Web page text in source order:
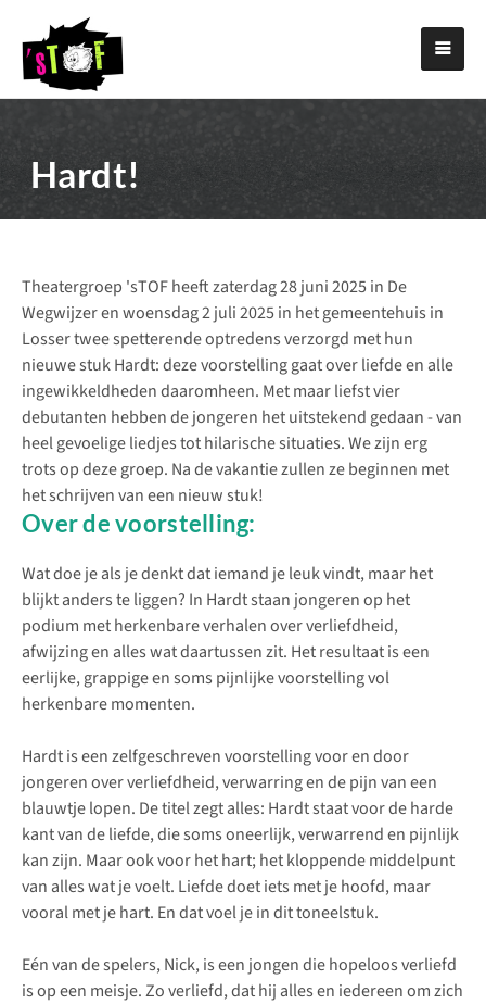
Hardt!
Theatergroep 'sTOF heeft zaterdag 28 juni 2025 in De
Wegwijzer en woensdag 2 juli 2025 in het gemeentehuis in
Losser twee spetterende optredens verzorgd met hun
nieuwe stuk Hardt: deze voorstelling gaat over liefde en alle
ingewikkeldheden daaromheen. Met maar liefst vier
debutanten hebben de jongeren het uitstekend gedaan - van
heel gevoelige liedjes tot hilarische situaties. We zijn erg
trots op deze groep. Na de vakantie zullen ze beginnen met
het schrijven van een nieuw stuk!
Over de voorstelling:
Wat doe je als je denkt dat iemand je leuk vindt, maar het
blijkt anders te liggen? In Hardt staan jongeren op het
podium met herkenbare verhalen over verliefdheid,
afwijzing en alles wat daartussen zit. Het resultaat is een
eerlijke, grappige en soms pijnlijke voorstelling vol
herkenbare momenten.
Hardt is een zelfgeschreven voorstelling voor en door
jongeren over verliefdheid, verwarring en de pijn van een
blauwtje lopen. De titel zegt alles: Hardt staat voor de harde
kant van de liefde, die soms oneerlijk, verwarrend en pijnlijk
kan zijn. Maar ook voor het hart; het kloppende middelpunt
van alles wat je voelt. Liefde doet iets met je hoofd, maar
vooral met je hart. En dat voel je in dit toneelstuk.
Eén van de spelers, Nick, is een jongen die hopeloos verliefd
is op een meisje. Zo verliefd, dat hij alles en iedereen om zich